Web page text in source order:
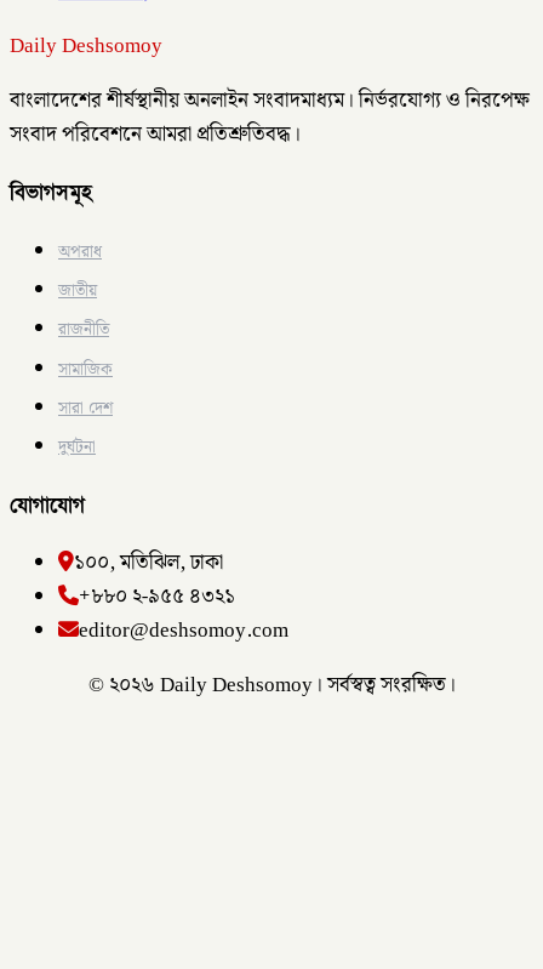
Daily Deshsomoy
বাংলাদেশের শীর্ষস্থানীয় অনলাইন সংবাদমাধ্যম। নির্ভরযোগ্য ও নিরপেক্ষ
সংবাদ পরিবেশনে আমরা প্রতিশ্রুতিবদ্ধ।
বিভাগসমূহ
অপরাধ
জাতীয়
রাজনীতি
সামাজিক
সারা দেশ
দুর্ঘটনা
যোগাযোগ
১০০, মতিঝিল, ঢাকা
+৮৮০ ২-৯৫৫ ৪৩২১
editor@deshsomoy.com
© ২০২৬ Daily Deshsomoy। সর্বস্বত্ব সংরক্ষিত।